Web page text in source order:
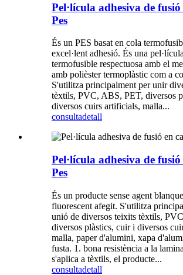
Pel·lícula adhesiva de
Pes
És un PES basat en cola
excel·lent adhesió. És una
termofusible respectuosa amb el
amb polièster termoplàstic com a
S'utilitza principalment per unir
tèxtils, PVC, ABS, PET, diversos
diversos cuirs artificials, malla...
consultadetall
Pel·lícula adhesiva de
Pes
És un producte sense agent
fluorescent afegit. S'utilitza
unió de diversos teixits tèxtils,
diversos plàstics, cuir i diversos
malla, paper d'alumini, xapa
fusta. 1. bona resistència a la
s'aplica a tèxtils, el producte...
consultadetall